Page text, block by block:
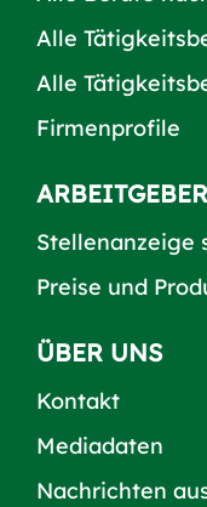
Alle
Alle
Firmenprofile
ARBEITGEBER
Stellenanzeige
Preise und
ÜBER UNS
Kontakt
Mediadaten
Nachrichten